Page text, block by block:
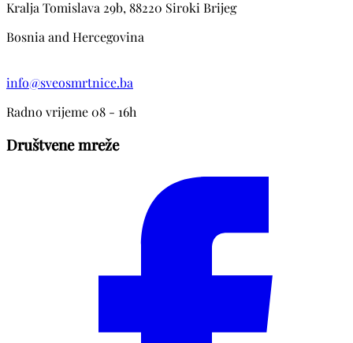
Kralja Tomislava 29b, 88220 Siroki Brijeg
Bosnia and Hercegovina
info@sveosmrtnice.ba
Radno vrijeme 08 - 16h
Društvene mreže